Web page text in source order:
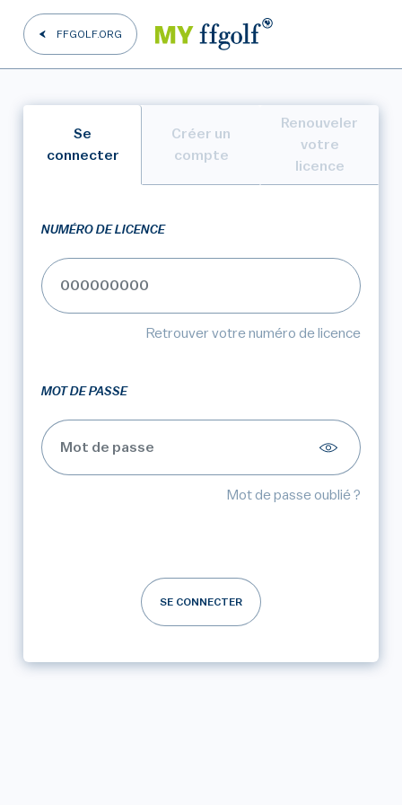
FFGOLF.ORG
Se
connecter
Créer un
compte
Renouveler
votre
licence
NUMÉRO DE LICENCE
Retrouver votre numéro de licence
MOT DE PASSE
Mot de passe oublié ?
SE CONNECTER